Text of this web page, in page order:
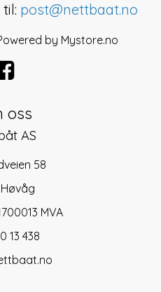
post@nettbaat.no
by Mystore.no
oss
AS
58
MVA
13 438